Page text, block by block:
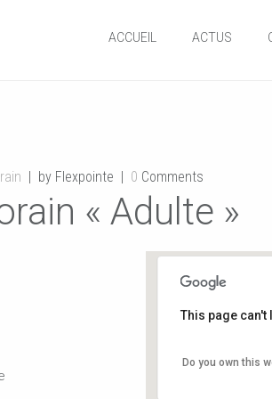
ACCUEIL ACTUS
by Flexpointe 0 Comments
« Adulte »
12,
This page
Do you own this